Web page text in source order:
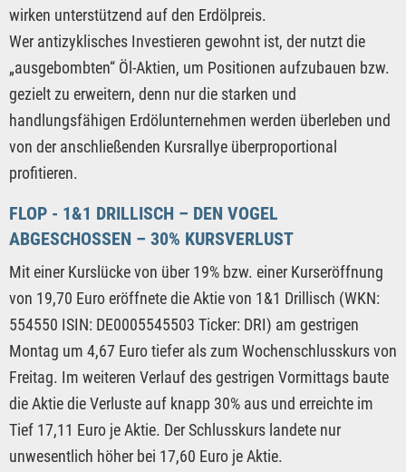
wirken unterstützend auf den Erdölpreis.
Wer antizyklisches Investieren gewohnt ist, der nutzt die
„ausgebombten“ Öl-Aktien, um Positionen aufzubauen bzw.
gezielt zu erweitern, denn nur die starken und
handlungsfähigen Erdölunternehmen werden überleben und
von der anschließenden Kursrallye überproportional
profitieren.
FLOP - 1&1 DRILLISCH – DEN VOGEL
ABGESCHOSSEN – 30% KURSVERLUST
Mit einer Kurslücke von über 19% bzw. einer Kurseröffnung
von 19,70 Euro eröffnete die Aktie von 1&1 Drillisch (WKN:
554550 ISIN: DE0005545503 Ticker: DRI) am gestrigen
Montag um 4,67 Euro tiefer als zum Wochenschlusskurs von
Freitag. Im weiteren Verlauf des gestrigen Vormittags baute
die Aktie die Verluste auf knapp 30% aus und erreichte im
Tief 17,11 Euro je Aktie. Der Schlusskurs landete nur
unwesentlich höher bei 17,60 Euro je Aktie.